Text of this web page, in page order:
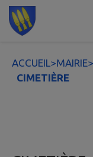
Contenu
ACCUEIL>MAIRIE>
CIMETIÈRE